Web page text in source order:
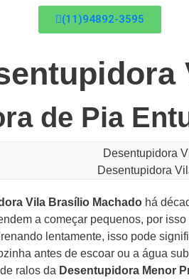
(11)94892-3595
de Pia
Desentupidora
Vila Brasílio Machado há
a começar pequenos, por
lentamente, isso pode
antes de escoar ou a água
ralos da Desentupidora Menor